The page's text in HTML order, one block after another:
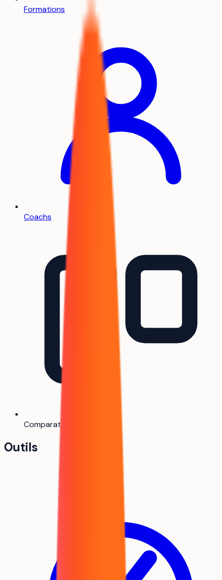
Formations
Coachs
Comparateur
Outils